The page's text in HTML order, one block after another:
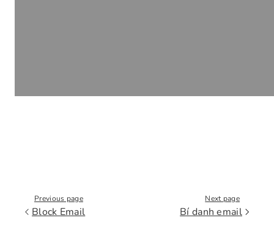
Previous page
Block Email
Next page
Bí danh email